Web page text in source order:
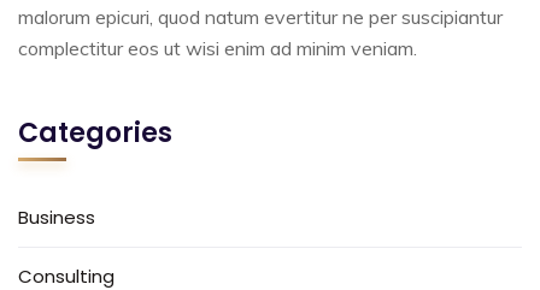
malorum epicuri, quod natum evertitur ne per suscipiantur
complectitur eos ut wisi enim ad minim veniam.
Categories
Business
Consulting